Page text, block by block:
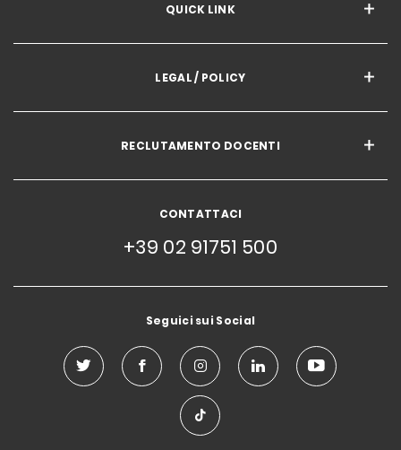
QUICK LINK
LEGAL / POLICY
RECLUTAMENTO DOCENTI
CONTATTACI
+39 02 91751 500
Seguici sui Social